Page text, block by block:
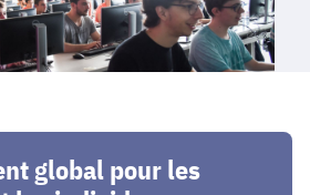
global pour les